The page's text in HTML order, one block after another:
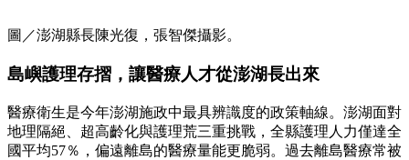
圖／澎湖縣長陳光復，張智傑攝影。
島嶼護理存摺，讓醫療人才從澎湖長出來
醫療衛生是今年澎湖施政中最具辨識度的政策軸線。澎湖面對
地理隔絕、超高齡化與護理荒三重挑戰，全縣護理人力僅達全
國平均57％，偏遠離島的醫療量能更脆弱。過去離島醫療常被